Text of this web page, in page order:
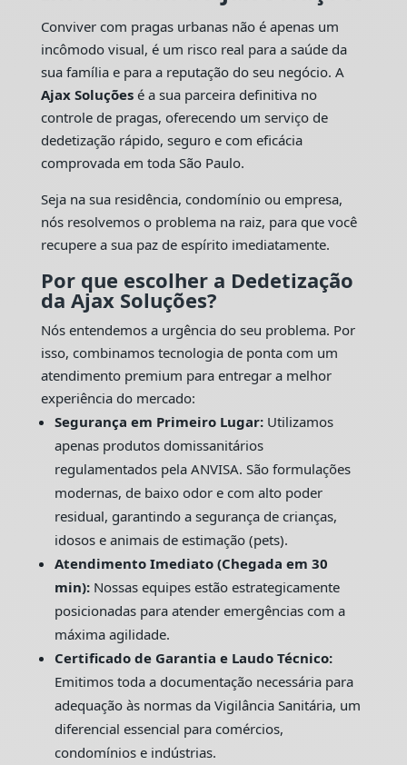
Conviver com pragas urbanas não é apenas um
incômodo visual, é um risco real para a saúde da
sua família e para a reputação do seu negócio. A
Ajax Soluçõesé a sua parceira definitiva no
controle de pragas, oferecendo um serviço de
dedetização rápido, seguro e com eficácia
comprovada em toda São Paulo.
Seja na sua residência, condomínio ou empresa,
nós resolvemos o problema na raiz, para que você
recupere a sua paz de espírito imediatamente.
Por que escolher a Dedetização
da Ajax Soluções?
Nós entendemos a urgência do seu problema. Por
isso, combinamos tecnologia de ponta com um
atendimento premium para entregar a melhor
experiência do mercado:
Segurança em Primeiro Lugar:Utilizamos
apenas produtos domissanitários
regulamentados pela ANVISA. São formulações
modernas, de baixo odor e com alto poder
residual, garantindo a segurança de crianças,
idosos e animais de estimação (pets).
Atendimento Imediato (Chegada em 30
min):Nossas equipes estão estrategicamente
posicionadas para atender emergências com a
máxima agilidade.
Certificado de Garantia e Laudo Técnico:
Emitimos toda a documentação necessária para
adequação às normas da Vigilância Sanitária, um
diferencial essencial para comércios,
condomínios e indústrias.